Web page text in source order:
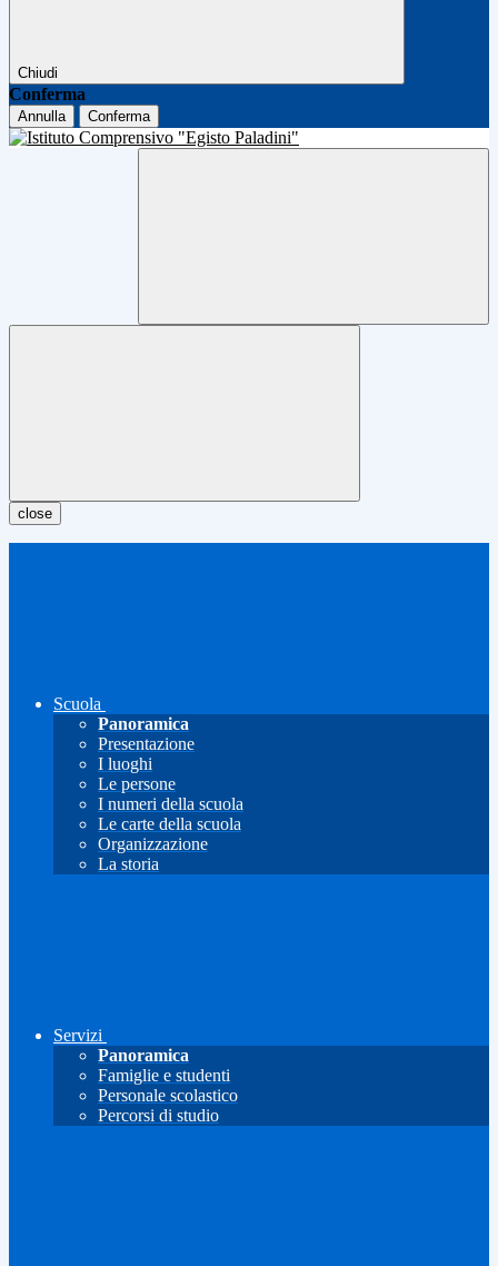
Chiudi
Conferma
Annulla Conferma
close
Scuola
Panoramica
Presentazione
I luoghi
Le persone
I numeri della scuola
Le carte della scuola
Organizzazione
La storia
Servizi
Panoramica
Famiglie e studenti
Personale scolastico
Percorsi di studio